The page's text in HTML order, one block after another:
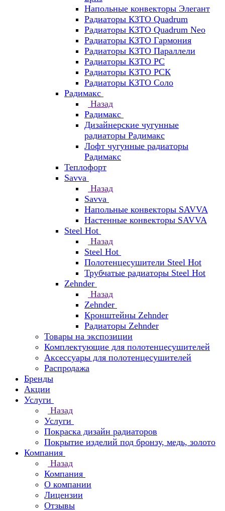
Напольные конвекторы Элегант
Радиаторы КЗТО Quadrum
Радиаторы КЗТО Quadrum Neo
Радиаторы КЗТО Гармония
Радиаторы КЗТО Параллели
Радиаторы КЗТО РС
Радиаторы КЗТО РСК
Радиаторы КЗТО Соло
Радимакс
Назад
Радимакс
Дизайнерские чугунные
радиаторы Радимакс
Лофт чугунные радиаторы
Радимакс
Теплофорт
Savva
Назад
Savva
Напольные конвекторы SAVVA
Настенные конвекторы SAVVA
Steel Hot
Назад
Steel Hot
Полотенцесушители Steel Hot
Трубчатые радиаторы Steel Hot
Zehnder
Назад
Zehnder
Кронштейны Zehnder
Радиаторы Zehnder
Товары на экспозиции
Комплектующие для полотенцесушителей
Аксессуары для полотенцесушителей
Распродажа
Бренды
Акции
Услуги
Назад
Услуги
Покраска дизайн радиаторов
Покрытие изделий под бронзу, медь, золото
Компания
Назад
Компания
О компании
Лицензии
Отзывы